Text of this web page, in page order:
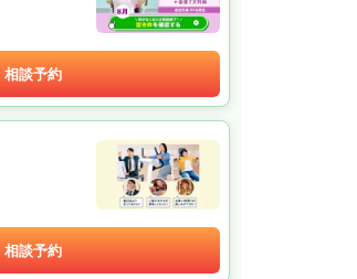
相談予約
相談予約